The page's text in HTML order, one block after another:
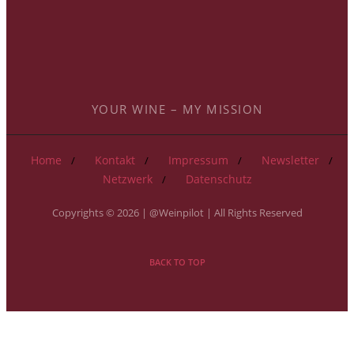
YOUR WINE – MY MISSION
Home Kontakt Impressum
Newsletter
Netzwerk
Datenschutz
Copyrights © 2026 | @Weinpilot | All Rights Reserved
BACK TO TOP